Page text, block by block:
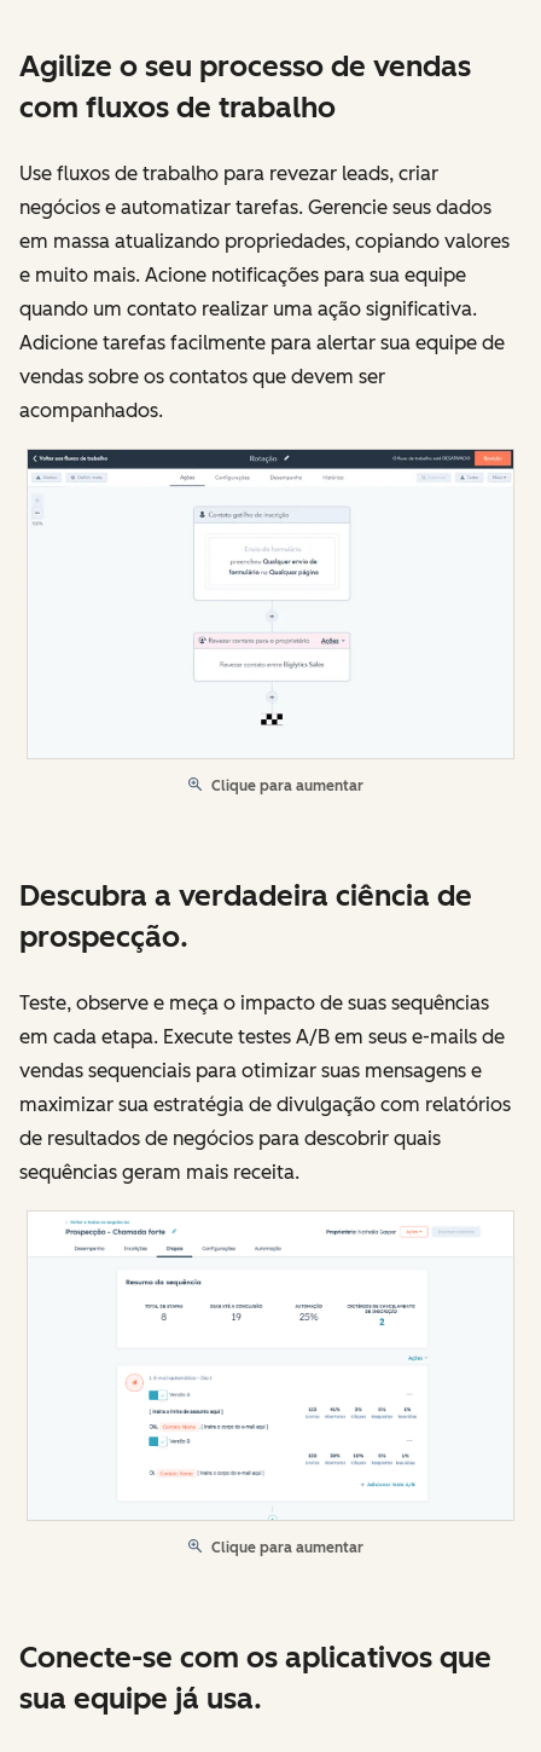
Agilize o seu processo de vendas
com fluxos de trabalho
Use fluxos de trabalho para revezar leads, criar
negócios e automatizar tarefas. Gerencie seus dados
em massa atualizando propriedades, copiando valores
e muito mais. Acione notificações para sua equipe
quando um contato realizar uma ação significativa.
Adicione tarefas facilmente para alertar sua equipe de
vendas sobre os contatos que devem ser
acompanhados.
Clique para aumentar
Descubra a verdadeira ciência de
prospecção.
Teste, observe e meça o impacto de suas sequências
em cada etapa. Execute testes A/B em seus e-mails de
vendas sequenciais para otimizar suas mensagens e
maximizar sua estratégia de divulgação com relatórios
de resultados de negócios para descobrir quais
sequências geram mais receita.
Clique para aumentar
Conecte-se com os aplicativos que
sua equipe já usa.